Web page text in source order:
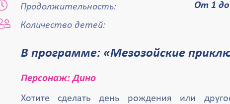
Продолжительность:
От 1 до
Количество детей:
В программе: «Мезозойские
Персонаж: Дино
Хотите сделать день рождения или